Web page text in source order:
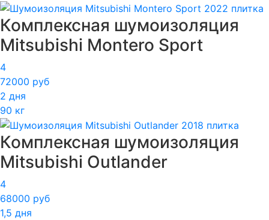
Комплексная шумоизоляция
Mitsubishi Montero Sport
4
72000 руб
2 дня
90 кг
Комплексная шумоизоляция
Mitsubishi Outlander
4
68000 руб
1,5 дня